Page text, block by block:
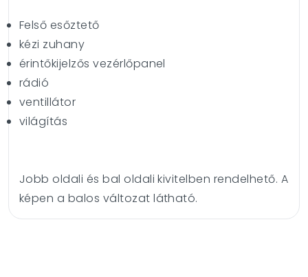
Felső esőztető
kézi zuhany
érintőkijelzős vezérlőpanel
rádió
ventillátor
világítás
Jobb oldali és bal oldali kivitelben rendelhető. A
képen a balos változat látható.